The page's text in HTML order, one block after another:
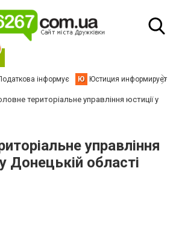
інформує Ю Юстиция информирует
територіальне управління юстиції у
управління
Донецькій області